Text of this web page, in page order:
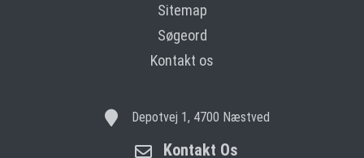
Sitemap
Søgeord
Kontakt os
Depotvej 1, 4700 Næstved
Kontakt Os